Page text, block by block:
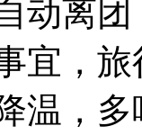
动离
宜，
温，